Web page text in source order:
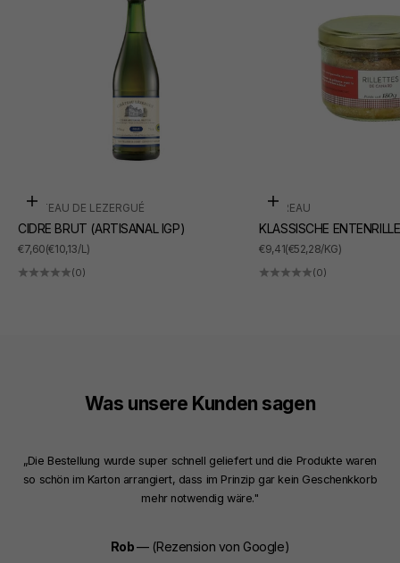
In den Warenkorb
CHÂTEAU DE LEZERGUÉ
CIDRE BRUT (ARTISANAL IGP)
ANGEBOT
€7,60(€10,13/L)
(0)
In den Warenkorb
SUDREAU
KLASSISCHE
ANGEBOT
€9,41(€52,28/KG)
(0)
Was unsere Kunden sagen
„Die Bestellung wurde super schnell geliefert und die Produkte waren
so schön im Karton arrangiert, dass im Prinzip gar kein Geschenkkorb
mehr notwendig wäre."
Rob— (Rezension von Google)